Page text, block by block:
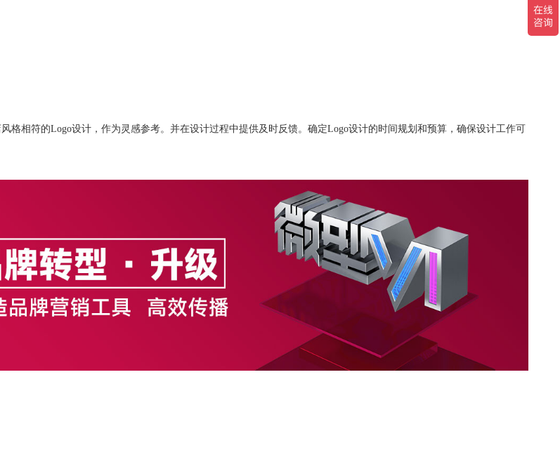
格相符的Logo设计，作为灵感参考。并在设计过程中提供及时反馈。确定Logo设计的时间规划和预算，确保设计工作可